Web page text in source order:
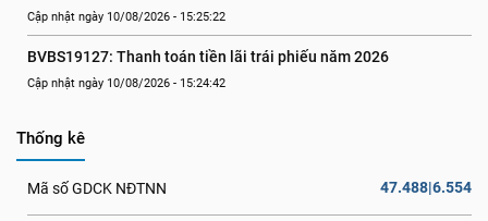
Cập nhật ngày 10/08/2026 - 15:25:22
BVBS19127: Thanh toán tiền lãi trái phiếu năm 2026
Cập nhật ngày 10/08/2026 - 15:24:42
Thống kê
Mã số GDCK NĐTNN 47.488|6.554